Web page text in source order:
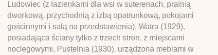
Ludowiec (z łazienkami dla wsi w suterenach, pralnią
dworkową, przychodnią z izbą opatrunkową, pokojami
gościnnymi i salą na przedstawienia), Watra (1929),
posiadająca ściany tylko z trzech stron, z miejscami
noclegowymi, Pustelnia (1930), urządzona meblami w